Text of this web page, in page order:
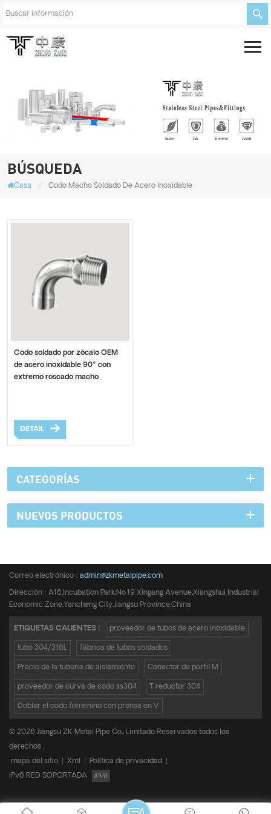
BÚSQUEDA
Casa / Codo Macho Soldado De Acero Inoxidable
Codo soldado por zócalo OEM
de acero inoxidable 90° con
extremo roscado macho
DETAIL
CATEGORÍAS
NUEVOS PRODUCTOS
Correo electrónico : admin@zkmetalpipe.com
Dirección : A16,Incubation Park,No.19 Xingang Avenue,Xiangshui Industrial
Economic Zone,Yancheng City,Jiangsu Province,China
ETIQUETAS CALIENTES : proveedor de tubos de acero inoxidable
tubo 304/316L fábrica de tubos soldados
Precio de la tubería de aislamiento Conector de perfil M
proveedor de curva de codo ss304 T reductor 304
Doblar el codo femenino con prensa en V
© 2026 Jiangsu ZK Metal Pipe Co., Limitado Reservados todos los
derechos .
mapa del sitio
Xml Política de privacidad
IPv6 RED SOPORTADA